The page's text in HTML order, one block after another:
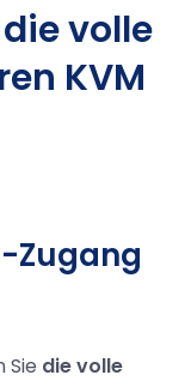
volle
KVM
Zugang
Sie die volle